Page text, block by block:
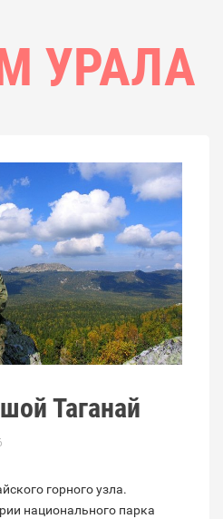
УРАЛА
Таганай
горного узла.
национального парка